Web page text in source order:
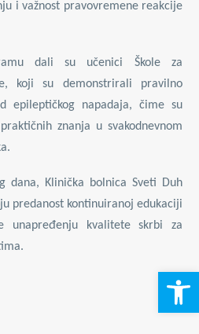
i važnost pravovremene reakcije
dali su učenici Škole za
koji su demonstrirali pravilno
epileptičkog napadaja, čime su
znanja u svakodnevnom
dana, Klinička bolnica Sveti Duh
predanost kontinuiranoj edukaciji
unapređenju kvalitete skrbi za